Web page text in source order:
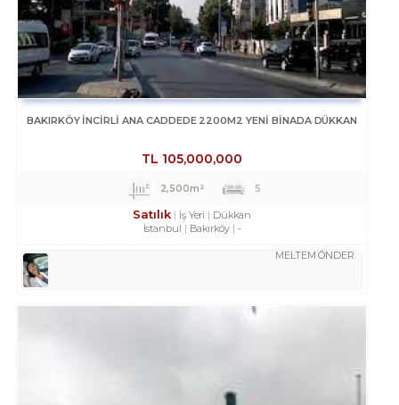
BAKIRKÖY İNCİRLİ ANA CADDEDE 2200M2 YENİ BİNADA DÜKKAN
TL 105,000,000
2,500m² 5
Satılık İş Yeri
Dükkan
İstanbul
Bakırköy -
MELTEM ÖNDER